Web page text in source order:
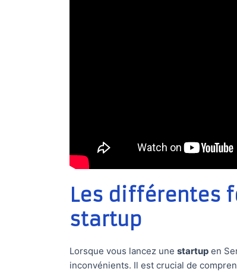
Les différentes
startup
Lorsque vous lancez une startup en
inconvénients. Il est crucial de